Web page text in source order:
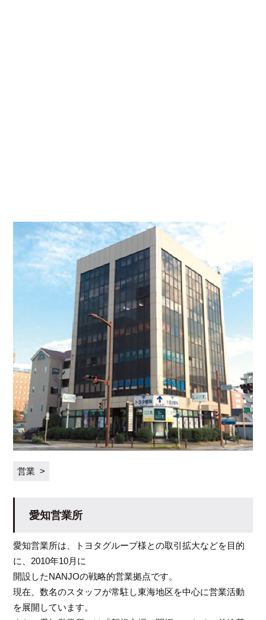
営業
愛知営業所
愛知営業所は、トヨタグループ様との取引拡大などを目的
に、2010年10月に
開設したNANJOの戦略的営業拠点です。
現在、数名のスタッフが常駐し東海地区を中心に営業活動
を展開しています。